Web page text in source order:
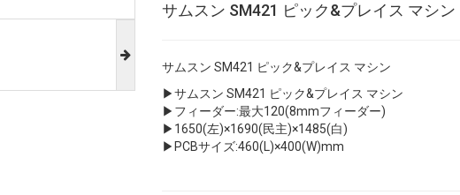
サムスン SM421 ピック&プレイス マシン
サムスン SM421 ピック&プレイス マシン
▶サムスン SM421 ピック&プレイス マシン
▶フィーダー:最大120(8mmフィーダー)
▶1650(左)×1690(民主)×1485(白)
▶PCBサイズ:460(L)×400(W)mm